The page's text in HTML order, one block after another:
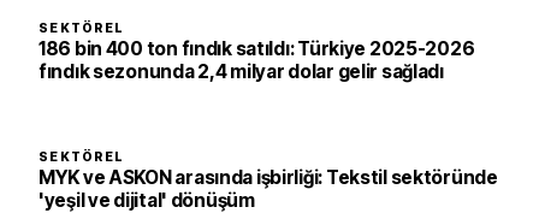
SEKTÖREL
186 bin 400 ton fındık satıldı: Türkiye 2025-2026
fındık sezonunda 2,4 milyar dolar gelir sağladı
SEKTÖREL
MYK ve ASKON arasında işbirliği: Tekstil sektöründe
'yeşil ve dijital' dönüşüm